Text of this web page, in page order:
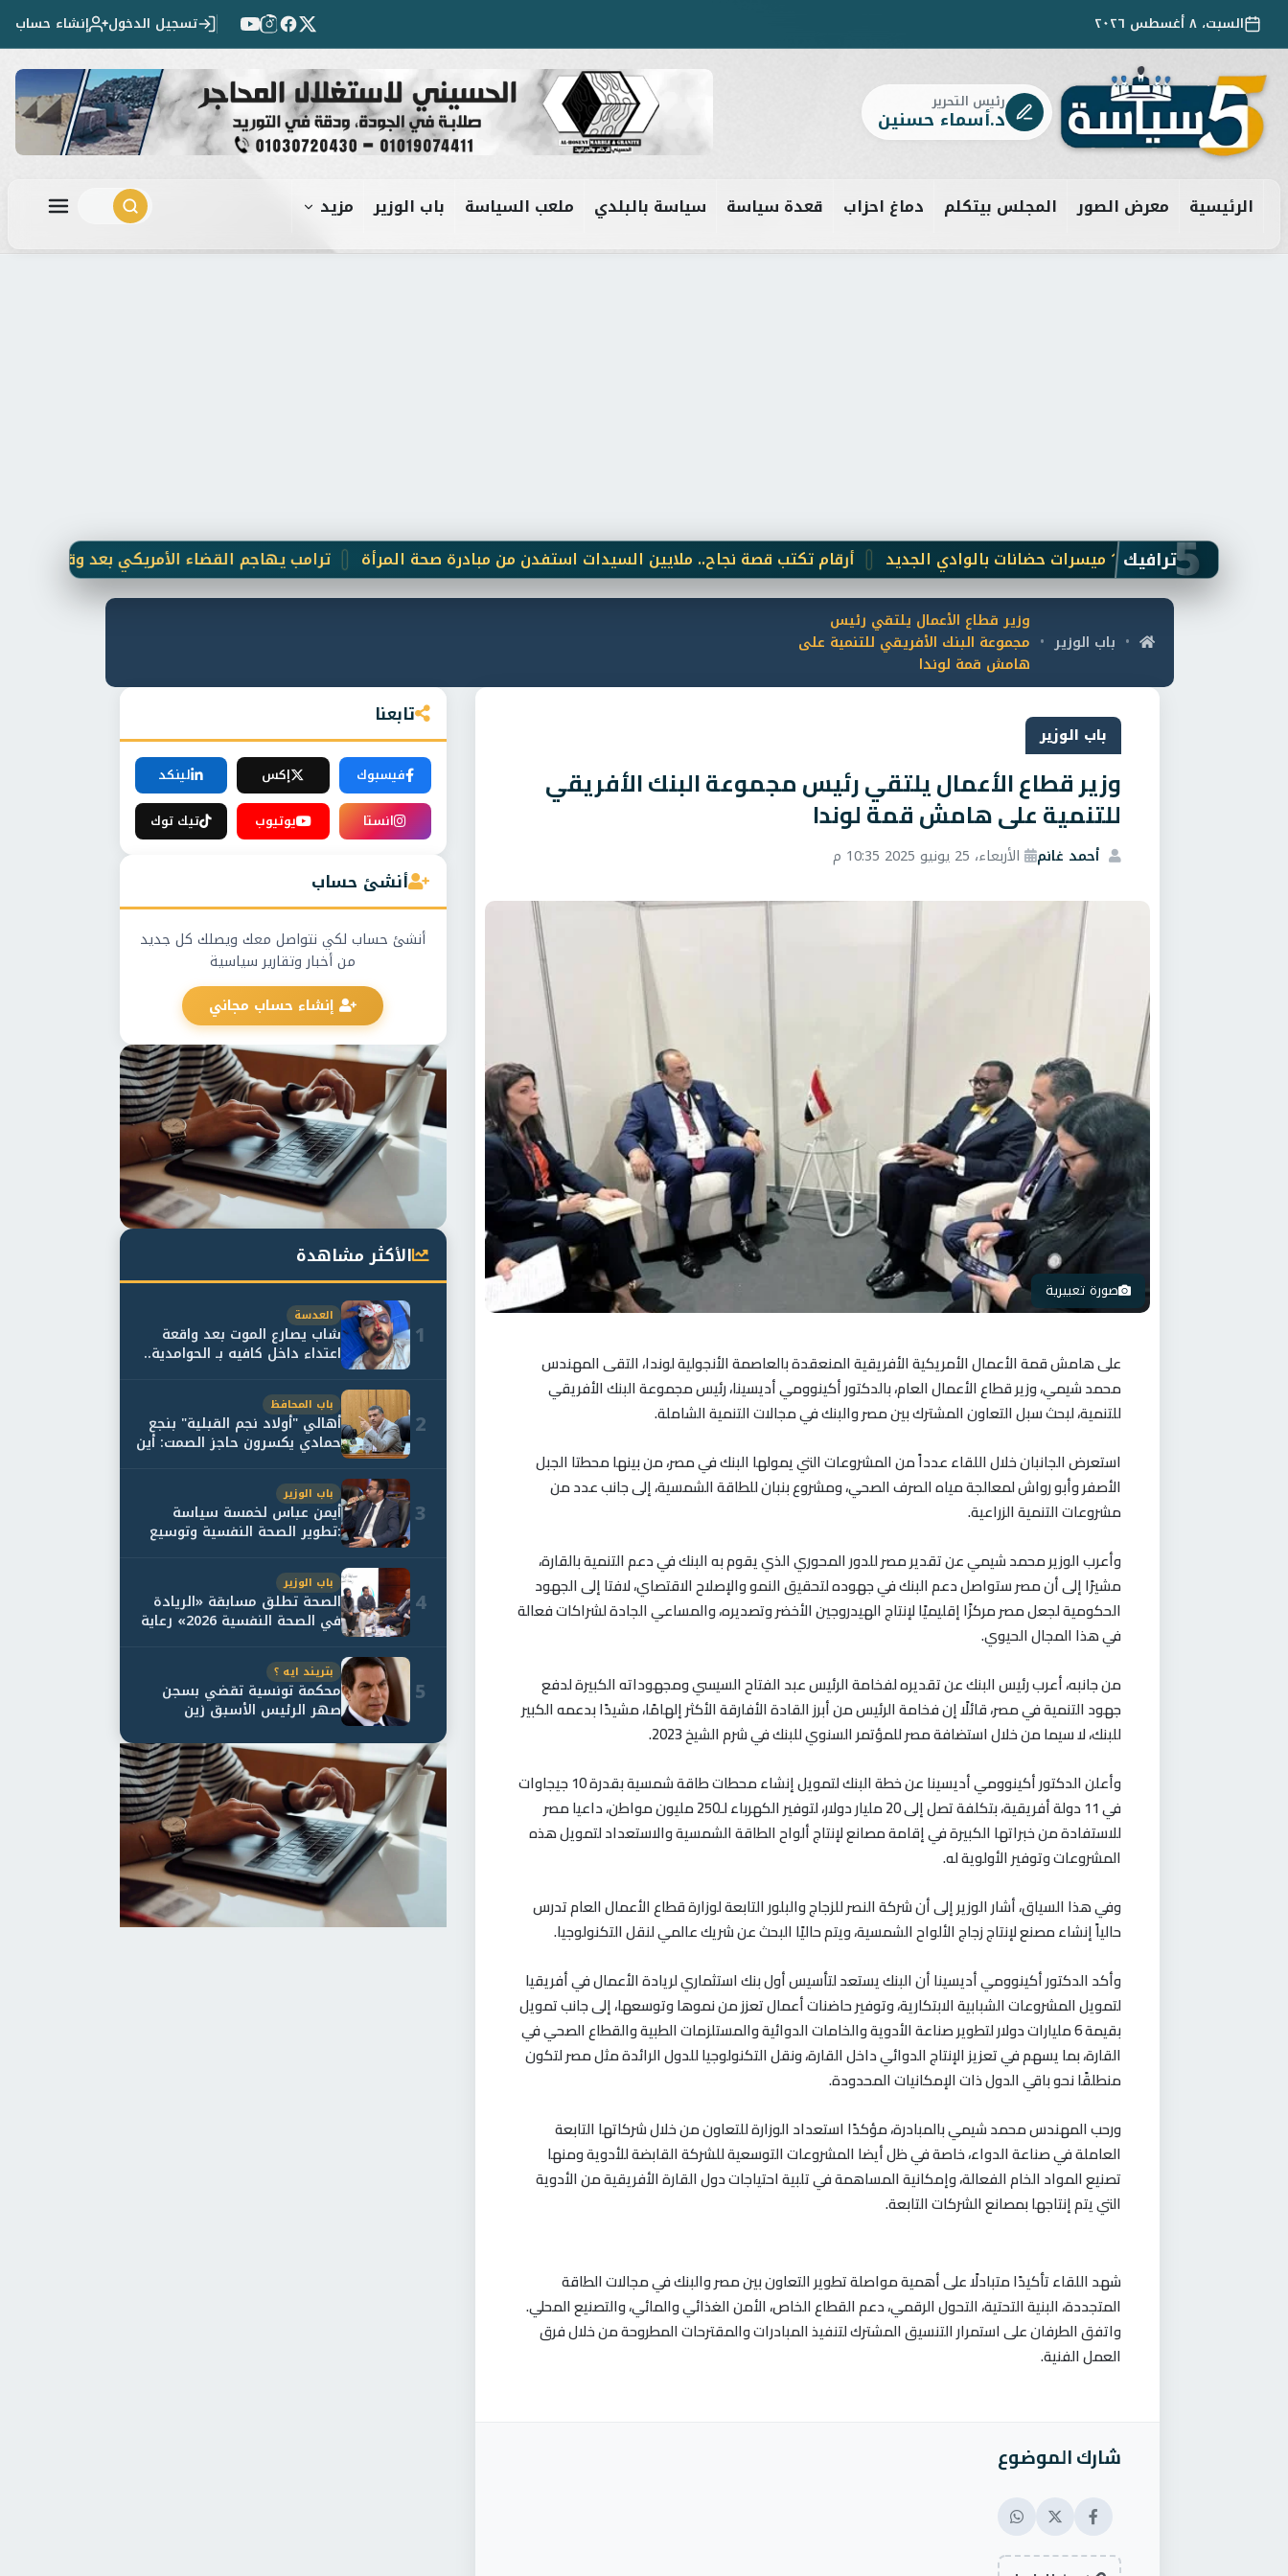
السبت، ٨ أغسطس ٢٠٢٦ تسجيل الدخول إنشاء حساب
رئيس التحرير
د.أسماء حسنين
الرئيسية معرض الصور المجلس بيتكلم دماغ احزاب قعدة سياسة سياسة بالبلدي ملعب السياسة باب الوزير مزيد
5ترافيك ترامب يهاجم القضاء الأمريكي بعد وقف مشروع أرقام تكتب قصة نجاح.. ملايين السيدات استفدن من مبادرة صحة المرأة حضانات بالوادي الجديد
• باب الوزير •
وزير قطاع الأعمال يلتقي رئيس
مجموعة البنك الأفريقي للتنمية على
هامش قمة لوندا
باب الوزير
وزير قطاع الأعمال يلتقي رئيس مجموعة البنك الأفريقي
للتنمية على هامش قمة لوندا
أحمد غانم الأربعاء، 25 يونيو 2025 10:35 م
صورة تعبيرية
على هامش قمة الأعمال الأمريكية الأفريقية المنعقدة بالعاصمة الأنجولية لوندا، التقى المهندس
محمد شيمي، وزير قطاع الأعمال العام، بالدكتور أكينوومي أديسينا، رئيس مجموعة البنك الأفريقي
للتنمية، لبحث سبل التعاون المشترك بين مصر والبنك في مجالات التنمية الشاملة.
استعرض الجانبان خلال اللقاء عدداً من المشروعات التي يمولها البنك في مصر، من بينها محطتا الجبل
الأصفر وأبو رواش لمعالجة مياه الصرف الصحي، ومشروع بنبان للطاقة الشمسية، إلى جانب عدد من
مشروعات التنمية الزراعية.
وأعرب الوزير محمد شيمي عن تقدير مصر للدور المحوري الذي يقوم به البنك في دعم التنمية بالقارة،
مشيرًا إلى أن مصر ستواصل دعم البنك في جهوده لتحقيق النمو والإصلاح الاقتصاي، لافتا إلى الجهود
الحكومية لجعل مصر مركزًا إقليميًا لإنتاج الهيدروجين الأخضر وتصديره، والمساعي الجادة لشراكات فعالة
في هذا المجال الحيوي.
من جانبه، أعرب رئيس البنك عن تقديره لفخامة الرئيس عبد الفتاح السيسي ومجهوداته الكبيرة لدفع
جهود التنمية في مصر، قائلًا إن فخامة الرئيس من أبرز القادة الأفارقة الأكثر إلهامًا، مشيدًا بدعمه الكبير
للبنك، لا سيما من خلال استضافة مصر للمؤتمر السنوي للبنك في شرم الشيخ 2023.
وأعلن الدكتور أكينوومي أديسينا عن خطة البنك لتمويل إنشاء محطات طاقة شمسية بقدرة 10 جيجاوات
في 11 دولة أفريقية، بتكلفة تصل إلى 20 مليار دولار، لتوفير الكهرباء لـ250 مليون مواطن، داعيا مصر
للاستفادة من خبراتها الكبيرة في إقامة مصانع لإنتاج ألواح الطاقة الشمسية والاستعداد لتمويل هذه
المشروعات وتوفير الأولوية له.
وفي هذا السياق، أشار الوزير إلى أن شركة النصر للزجاج والبلور التابعة لوزارة قطاع الأعمال العام تدرس
حالياً إنشاء مصنع لإنتاج زجاج الألواح الشمسية، ويتم حاليًا البحث عن شريك عالمي لنقل التكنولوجيا.
وأكد الدكتور أكينوومي أديسينا أن البنك يستعد لتأسيس أول بنك استثماري لريادة الأعمال في أفريقيا
لتمويل المشروعات الشبابية الابتكارية، وتوفير حاضنات أعمال تعزز من نموها وتوسعها، إلى جانب تمويل
بقيمة 6 مليارات دولار لتطوير صناعة الأدوية والخامات الدوائية والمستلزمات الطبية والقطاع الصحي في
القارة، بما يسهم في تعزيز الإنتاج الدوائي داخل القارة، ونقل التكنولوجيا للدول الرائدة مثل مصر لتكون
منطلقًا نحو باقي الدول ذات الإمكانيات المحدودة.
ورحب المهندس محمد شيمي بالمبادرة، مؤكدًا استعداد الوزارة للتعاون من خلال شركاتها التابعة
العاملة في صناعة الدواء، خاصة في ظل أيضا المشروعات التوسعية للشركة القابضة للأدوية ومنها
تصنيع المواد الخام الفعالة، وإمكانية المساهمة في تلبية احتياجات دول القارة الأفريقية من الأدوية
التي يتم إنتاجها بمصانع الشركات التابعة.
شهد اللقاء تأكيدًا متبادلًا على أهمية مواصلة تطوير التعاون بين مصر والبنك في مجالات الطاقة
المتجددة، البنية التحتية، التحول الرقمي، دعم القطاع الخاص، الأمن الغذائي والمائي، والتصنيع المحلي.
واتفق الطرفان على استمرار التنسيق المشترك لتنفيذ المبادرات والمقترحات المطروحة من خلال فرق
العمل الفنية.
شارك الموضوع
تابعنا
فيسبوك إكس
لينكد
انستا
يوتيوب تيك توك
أنشئ حساب
أنشئ حساب لكي نتواصل معك ويصلك كل جديد
من أخبار وتقارير سياسية
إنشاء حساب مجاني
الأكثر مشاهدة
1
العدسة
شاب يصارع الموت بعد واقعة
اعتداء داخل كافيه بـ الحوامدية..
وأسرته...
2
باب المحافظ
أهالي "أولاد نجم القبلية" بنجع
حمادي يكسرون حاجز الصمت: أين
حقيقة...
3
باب الوزير
أيمن عباس لخمسة سياسة
:تطوير الصحة النفسية وتوسيع
خدمات العلاج و...
4
باب الوزير
الصحة تطلق مسابقة «الريادة
في الصحة النفسية 2026» رعاية
نفسية اف...
5
بتريند ايه ؟
محكمة تونسية تقضي بسجن
صهر الرئيس الأسبق زين
العابدين بن علي لمدة...